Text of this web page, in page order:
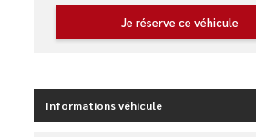
Je réserve ce véhicule
Informations véhicule